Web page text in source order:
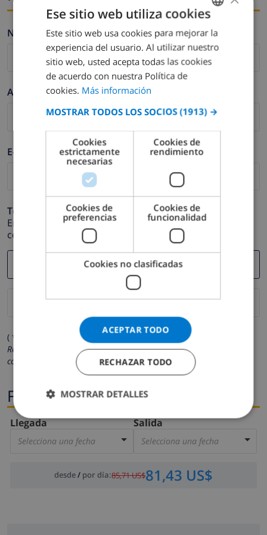
Nombre *
Apellidos *
E-mail *
Teléfono *
En caso de que su dirección de e-mail no funcione
correctamente.
( * Los campos marcados con un asterisco son obligatorios )
Respetamos su privacidad. Sus datos personales no serán
compartidos con ninguna otra persona o empresa.
Fechas
Llegada
Selecciona una fecha
Salida
Selecciona una fecha
desde/ por día:85,71 US$81,43 US$
SPANISH
DUTCH
FRENCH
GERMAN
CATALAN
ITALIAN
DANISH
Ese sitio web utiliza cookies
Este sitio web usa cookies para mejorar la
experiencia del usuario. Al utilizar nuestro
sitio web, usted acepta todas las cookies
de acuerdo con nuestra Política de
cookies. Más información
MOSTRAR TODOS LOS SOCIOS (1913) →
Cookies
estrictamente
necesarias
Cookies de
rendimiento
Cookies de
preferencias
Cookies de
funcionalidad
Cookies no clasificadas
ACEPTAR TODO
RECHAZAR TODO
MOSTRAR DETALLES